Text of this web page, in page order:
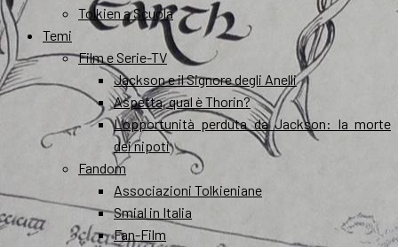
Tolkien a Scuola
Temi
Film e Serie-TV
Jackson e il Signore degli Anelli
Aspetta, qual è Thorin?
L’opportunità perduta da Jackson: la morte
dei nipoti
Fandom
Associazioni Tolkieniane
Smial in Italia
Fan-Film